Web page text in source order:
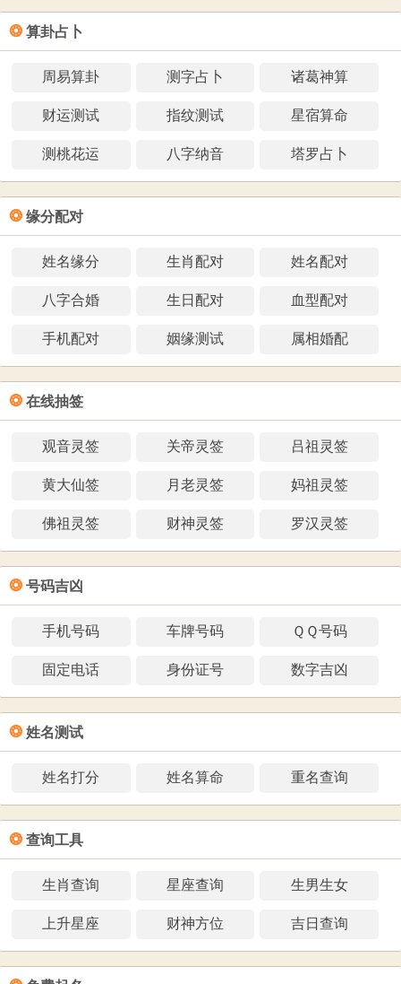
❂ 算卦占卜
周易算卦 测字占卜 诸葛神算
财运测试 指纹测试 星宿算命
测桃花运 八字纳音 塔罗占卜
❂ 缘分配对
姓名缘分 生肖配对 姓名配对
八字合婚 生日配对 血型配对
手机配对 姻缘测试 属相婚配
❂ 在线抽签
观音灵签 关帝灵签 吕祖灵签
黄大仙签 月老灵签 妈祖灵签
佛祖灵签 财神灵签 罗汉灵签
❂ 号码吉凶
手机号码 车牌号码 ＱＱ号码
固定电话 身份证号 数字吉凶
❂ 姓名测试
姓名打分 姓名算命 重名查询
❂ 查询工具
生肖查询 星座查询 生男生女
上升星座 财神方位 吉日查询